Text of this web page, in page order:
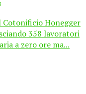
Cotonificio Honegger
358 lavoratori
a zero ore ma...